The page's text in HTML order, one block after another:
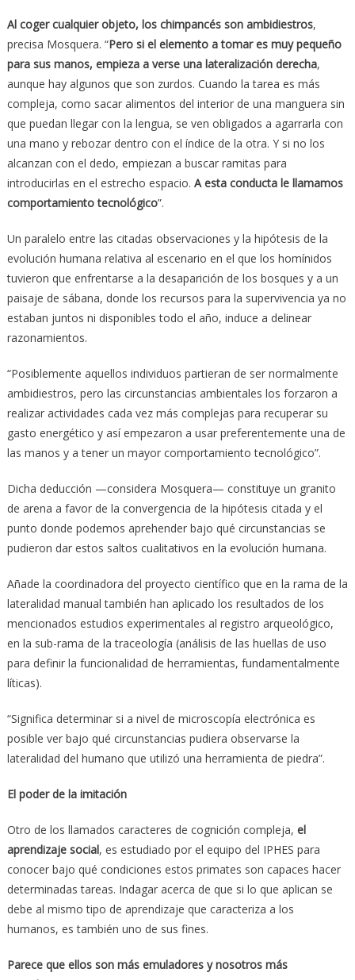
Al coger cualquier objeto, los chimpancés son ambidiestros,
precisa Mosquera. “Pero si el elemento a tomar es muy pequeño
para sus manos, empieza a verse una lateralización derecha,
aunque hay algunos que son zurdos. Cuando la tarea es más
compleja, como sacar alimentos del interior de una manguera sin
que puedan llegar con la lengua, se ven obligados a agarrarla con
una mano y rebozar dentro con el índice de la otra. Y si no los
alcanzan con el dedo, empiezan a buscar ramitas para
introducirlas en el estrecho espacio. A esta conducta le llamamos
comportamiento tecnológico”.
Un paralelo entre las citadas observaciones y la hipótesis de la
evolución humana relativa al escenario en el que los homínidos
tuvieron que enfrentarse a la desaparición de los bosques y a un
paisaje de sábana, donde los recursos para la supervivencia ya no
estaban juntos ni disponibles todo el año, induce a delinear
razonamientos.
“Posiblemente aquellos individuos partieran de ser normalmente
ambidiestros, pero las circunstancias ambientales los forzaron a
realizar actividades cada vez más complejas para recuperar su
gasto energético y así empezaron a usar preferentemente una de
las manos y a tener un mayor comportamiento tecnológico”.
Dicha deducción —considera Mosquera— constituye un granito
de arena a favor de la convergencia de la hipótesis citada y el
punto donde podemos aprehender bajo qué circunstancias se
pudieron dar estos saltos cualitativos en la evolución humana.
Añade la coordinadora del proyecto científico que en la rama de la
lateralidad manual también han aplicado los resultados de los
mencionados estudios experimentales al registro arqueológico,
en la sub-rama de la traceología (análisis de las huellas de uso
para definir la funcionalidad de herramientas, fundamentalmente
líticas).
“Significa determinar si a nivel de microscopía electrónica es
posible ver bajo qué circunstancias pudiera observarse la
lateralidad del humano que utilizó una herramienta de piedra”.
El poder de la imitación
Otro de los llamados caracteres de cognición compleja, el
aprendizaje social, es estudiado por el equipo del IPHES para
conocer bajo qué condiciones estos primates son capaces hacer
determinadas tareas. Indagar acerca de que si lo que aplican se
debe al mismo tipo de aprendizaje que caracteriza a los
humanos, es también uno de sus fines.
Parece que ellos son más emuladores y nosotros más